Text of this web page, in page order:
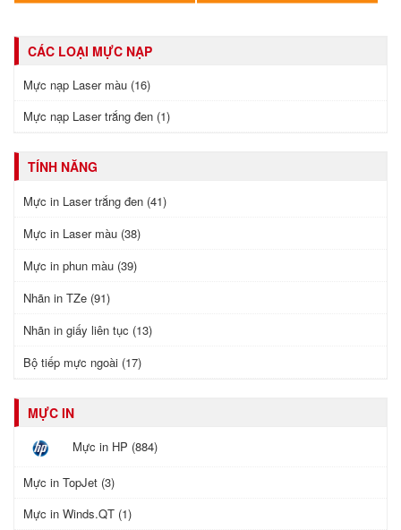
CÁC LOẠI MỰC NẠP
Mực nạp Laser màu (16)
Mực nạp Laser trắng đen (1)
TÍNH NĂNG
Mực in Laser trắng đen (41)
Mực in Laser màu (38)
Mực in phun màu (39)
Nhãn in TZe (91)
Nhãn in giấy liên tục (13)
Bộ tiếp mực ngoài (17)
MỰC IN
Mực in HP (884)
Mực in TopJet (3)
Mực in Winds.QT (1)